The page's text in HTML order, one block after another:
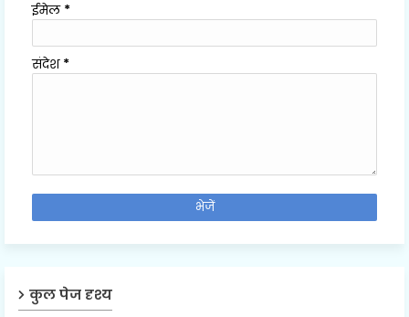
ईमेल *
संदेश *
कुल पेज दृश्य